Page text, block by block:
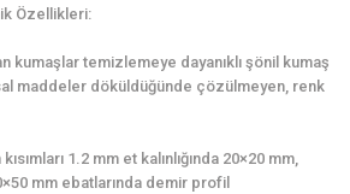
Özellikleri:
kumaşlar temizlemeye dayanıklı şönil kumaş
maddeler döküldüğünde çözülmeyen, renk
1.2 mm et kalınlığında 20×20 mm,
mm ebatlarında demir profil